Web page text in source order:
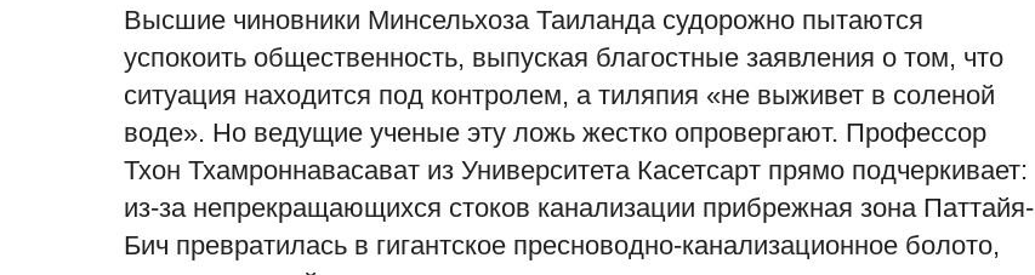
Высшие чиновники Минсельхоза Таиланда судорожно пытаются
успокоить общественность, выпуская благостные заявления о том, что
ситуация находится под контролем, а тиляпия «не выживет в соленой
воде». Но ведущие ученые эту ложь жестко опровергают. Профессор
Тхон Тхамроннавасават из Университета Касетсарт прямо подчеркивает:
из-за непрекращающихся стоков канализации прибрежная зона Паттайя-
Бич превратилась в гигантское пресноводно-канализационное болото,